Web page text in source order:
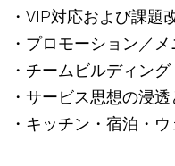
・VIP対応および課題
・プロモーション／
・チームビルディング
・サービス思想の浸
・キッチン・宿泊・